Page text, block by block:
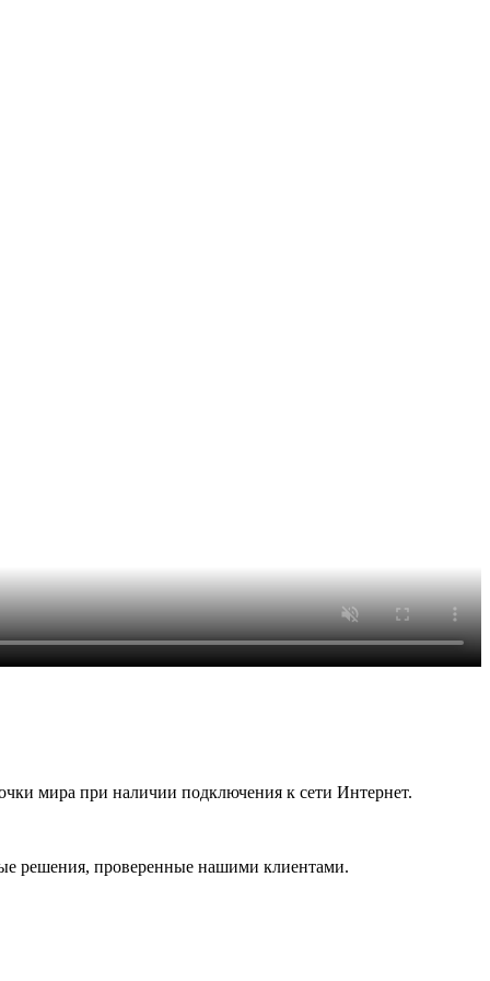
мира при наличии подключения к сети Интернет.
решения, проверенные нашими клиентами.